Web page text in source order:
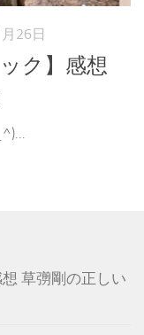
26日
ク】感想
草彅剛の正しい